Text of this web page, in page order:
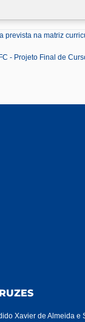
prevista na matriz
- Projeto Final de
Xavier de Almeida e